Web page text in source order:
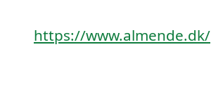
https://www.almende.dk/